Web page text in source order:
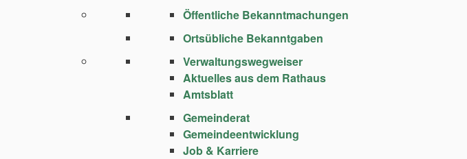
Öffentliche Bekanntmachungen
Ortsübliche Bekanntgaben
Verwaltungswegweiser
Aktuelles aus dem Rathaus
Amtsblatt
Gemeinderat
Gemeindeentwicklung
Job & Karriere